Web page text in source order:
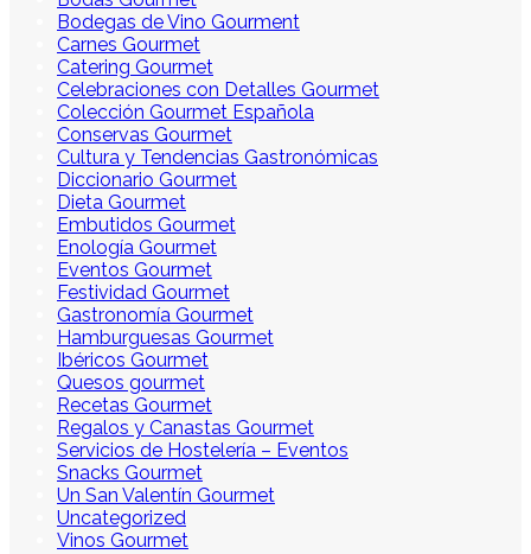
Bodegas de Vino Gourment
Carnes Gourmet
Catering Gourmet
Celebraciones con Detalles Gourmet
Colección Gourmet Española
Conservas Gourmet
Cultura y Tendencias Gastronómicas
Diccionario Gourmet
Dieta Gourmet
Embutidos Gourmet
Enología Gourmet
Eventos Gourmet
Festividad Gourmet
Gastronomía Gourmet
Hamburguesas Gourmet
Ibéricos Gourmet
Quesos gourmet
Recetas Gourmet
Regalos y Canastas Gourmet
Servicios de Hostelería – Eventos
Snacks Gourmet
Un San Valentín Gourmet
Uncategorized
Vinos Gourmet